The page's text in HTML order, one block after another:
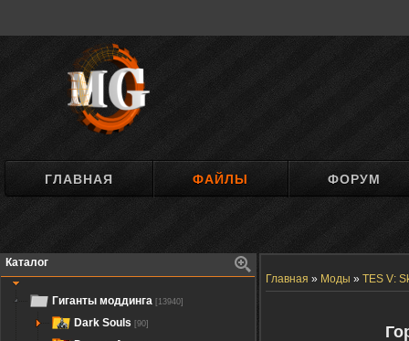
ГЛАВНАЯ ФАЙЛЫ ФОРУМ
Каталог
Гиганты моддинга [13940]
Dark Souls [90]
Главная » Моды » TES V: